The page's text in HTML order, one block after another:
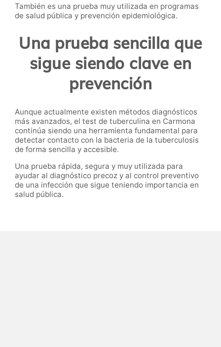
También es una prueba muy utilizada en programas
de salud pública y prevención epidemiológica.
Una prueba sencilla que
sigue siendo clave en
prevención
Aunque actualmente existen métodos diagnósticos
más avanzados, el test de tuberculina en Carmona
continúa siendo una herramienta fundamental para
detectar contacto con la bacteria de la tuberculosis
de forma sencilla y accesible.
Una prueba rápida, segura y muy utilizada para
ayudar al diagnóstico precoz y al control preventivo
de una infección que sigue teniendo importancia en
salud pública.